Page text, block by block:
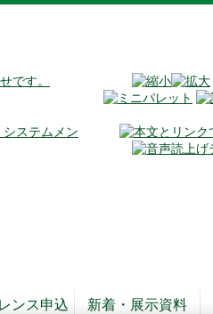
です。
ステムメン
ンス申込
新着・展示資料